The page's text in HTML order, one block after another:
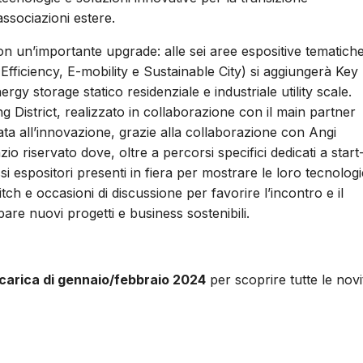
estere.
un’importante upgrade: alle sei aree espositive
E-mobility e Sustainable City) si aggiungerà Key
storage statico residenziale e industriale utility scale.
District, realizzato in collaborazione con il main partner
all’innovazione, grazie alla collaborazione con Angi
riservato dove, oltre a percorsi specifici dedicati a
espositori presenti in fiera per mostrare le loro
e occasioni di discussione per favorire l’incontro e il
nuovi progetti e business sostenibili.
di gennaio/febbraio 2024 per scoprire tutte le